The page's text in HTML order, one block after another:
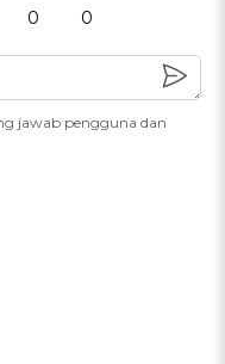
0 0
jawab pengguna dan